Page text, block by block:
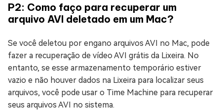
P2: Como faço para recuperar um
arquivo AVI deletado em um Mac?
Se você deletou por engano arquivos AVI no Mac, pode
fazer a recuperação de vídeo AVI grátis da Lixeira. No
entanto, se esse armazenamento temporário estiver
vazio e não houver dados na Lixeira para localizar seus
arquivos, você pode usar o Time Machine para recuperar
seus arquivos AVI no sistema.